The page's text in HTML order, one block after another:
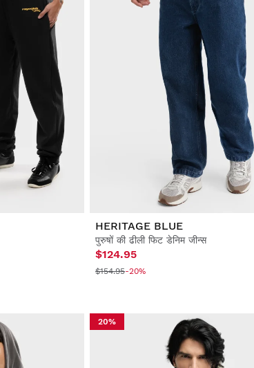
HERITAGE BLUE
पुरुषों की ढीली फिट डेनिम जीन्स
$124.95
$154.95-20%
20%